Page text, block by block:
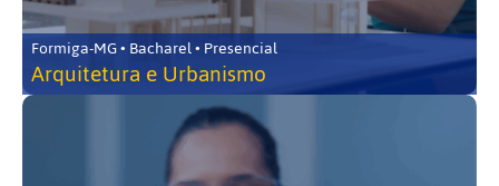
Formiga-MG • Bacharel • Presencial
Arquitetura e Urbanismo